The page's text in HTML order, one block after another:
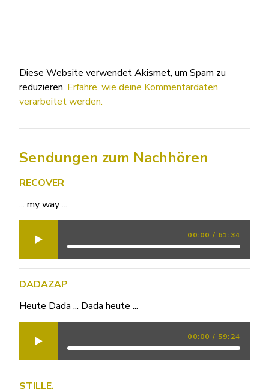
Diese Website verwendet Akismet, um Spam zu
reduzieren. Erfahre, wie deine Kommentardaten
verarbeitet werden.
Sendungen zum Nachhören
RECOVER
... my way ...
00:00 / 61:34
DADAZAP
Heute Dada ... Dada heute ...
00:00 / 59:24
STILLE.